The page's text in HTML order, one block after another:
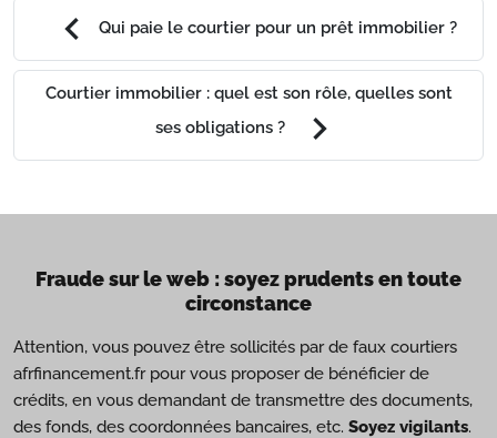
chevron_left Qui paie le courtier pour un prêt immobilier ?
Courtier immobilier : quel est son rôle, quelles sont
ses obligations ?
chevron_right
Fraude sur le web : soyez prudents en toute
circonstance
Attention, vous pouvez être sollicités par de faux courtiers
afrfinancement.fr pour vous proposer de bénéficier de
crédits, en vous demandant de transmettre des documents,
des fonds, des coordonnées bancaires, etc. Soyez vigilants.